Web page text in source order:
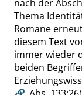
nach der
Thema
Romane
diesem Text
immer wieder
beiden